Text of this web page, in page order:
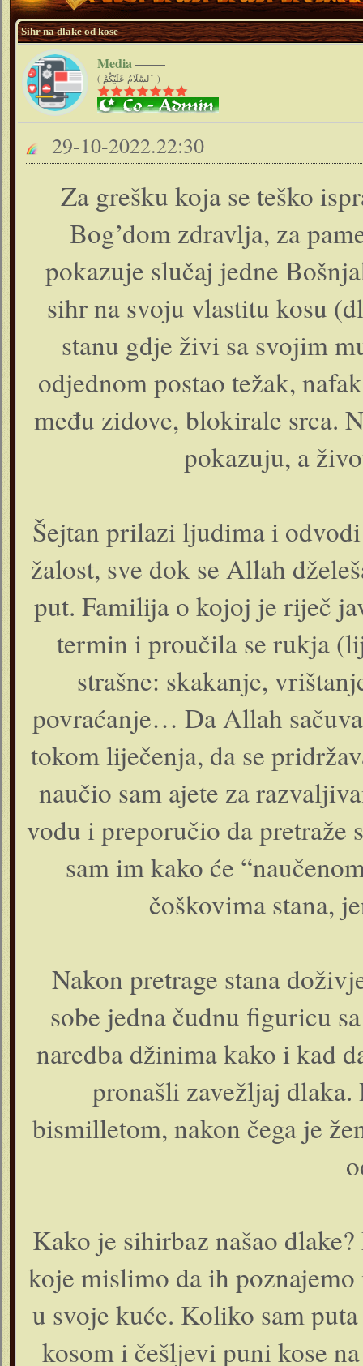
Sihr na dlake od kose
Media
( ٱلسَّلَامُ عَلَيْكُمْ )
29-10-2022.22:30
Za grešku koja se teško
Bog’dom zdravlja, za
pokazuje slučaj jedne
sihr na svoju vlastitu kosu
stanu gdje živi sa svojim
odjednom postao težak,
među zidove, blokirale srca.
pokazuju, a
Šejtan prilazi ljudima i
žalost, sve dok se Allah
put. Familija o kojoj je riječ
termin i proučila se rukja
strašne: skakanje,
povraćanje… Da Allah
tokom liječenja, da se
naučio sam ajete za
vodu i preporučio da pretraže
sam im kako će
čoškovima stana,
Nakon pretrage stana
sobe jedna čudnu figuricu
naredba džinima kako i kad
pronašli zavežljaj dlaka.
bismilletom, nakon čega je
Kako je sihirbaz našao
koje mislimo da ih
u svoje kuće. Koliko sam
kosom i češljevi puni kose